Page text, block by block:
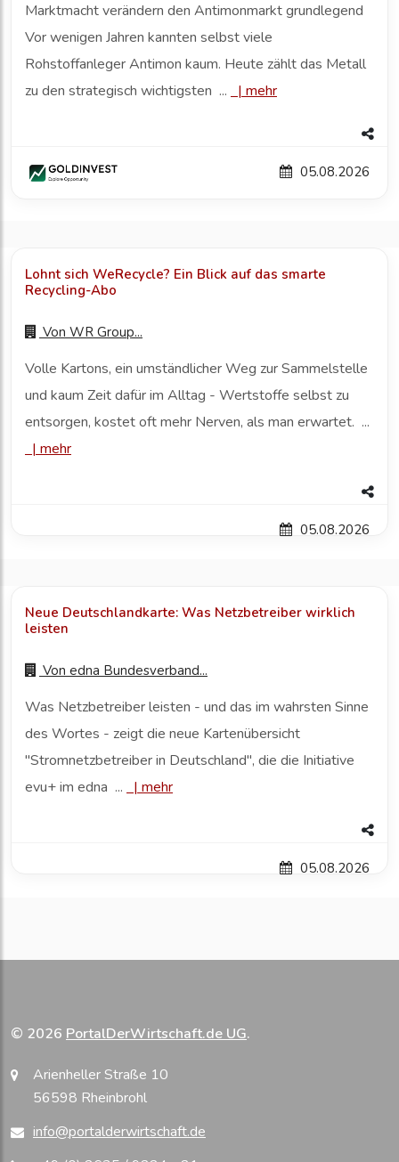
Marktmacht verändern den Antimonmarkt grundlegend
Vor wenigen Jahren kannten selbst viele
Rohstoffanleger Antimon kaum. Heute zählt das Metall
zu den strategisch wichtigsten ...
| mehr
05.08.2026
Lohnt sich WeRecycle? Ein Blick auf das smarte
Recycling-Abo
Von WR Group...
Volle Kartons, ein umständlicher Weg zur Sammelstelle
und kaum Zeit dafür im Alltag - Wertstoffe selbst zu
entsorgen, kostet oft mehr Nerven, als man erwartet. ...
| mehr
05.08.2026
Neue Deutschlandkarte: Was Netzbetreiber wirklich
leisten
Von edna Bundesverband...
Was Netzbetreiber leisten - und das im wahrsten Sinne
des Wortes - zeigt die neue Kartenübersicht
"Stromnetzbetreiber in Deutschland", die die Initiative
evu+ im edna ...
| mehr
05.08.2026
© 2026 PortalDerWirtschaft.de UG.
Arienheller Straße 10
56598 Rheinbrohl
info@portalderwirtschaft.de